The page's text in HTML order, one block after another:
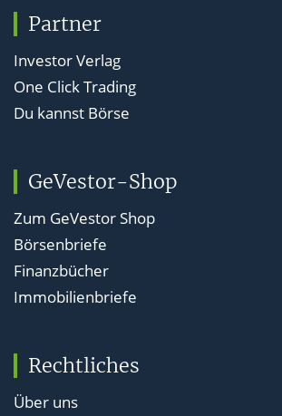
Partner
Investor Verlag
One Click Trading
Du kannst Börse
GeVestor-Shop
Zum GeVestor Shop
Börsenbriefe
Finanzbücher
Immobilienbriefe
Rechtliches
Über uns